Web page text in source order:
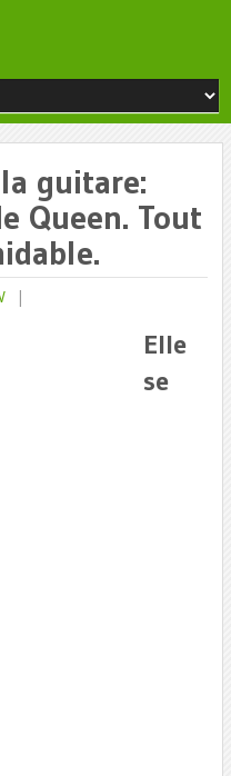
guitare:
Queen. Tout
Elle
se